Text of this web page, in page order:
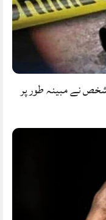
نے مبینہ طور پر